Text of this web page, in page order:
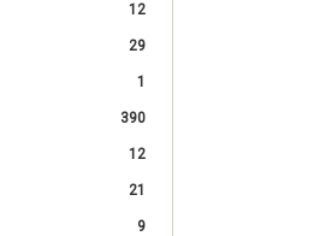
12
29
1
390
12
21
9